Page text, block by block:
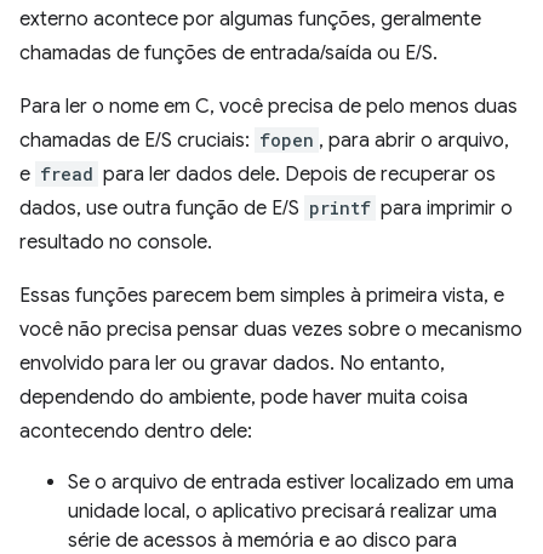
externo acontece por algumas funções, geralmente
chamadas de funções de entrada/saída ou E/S.
Para ler o nome em C, você precisa de pelo menos duas
chamadas de E/S cruciais: fopen , para abrir o arquivo,
e fread para ler dados dele. Depois de recuperar os
dados, use outra função de E/S printf para imprimir o
resultado no console.
Essas funções parecem bem simples à primeira vista, e
você não precisa pensar duas vezes sobre o mecanismo
envolvido para ler ou gravar dados. No entanto,
dependendo do ambiente, pode haver muita coisa
acontecendo dentro dele:
Se o arquivo de entrada estiver localizado em uma
unidade local, o aplicativo precisará realizar uma
série de acessos à memória e ao disco para